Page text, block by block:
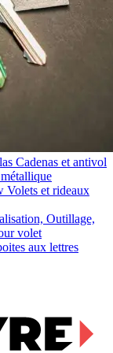
Cadenas et antivol
Volets et rideaux
Outillage,
volet
aux lettres